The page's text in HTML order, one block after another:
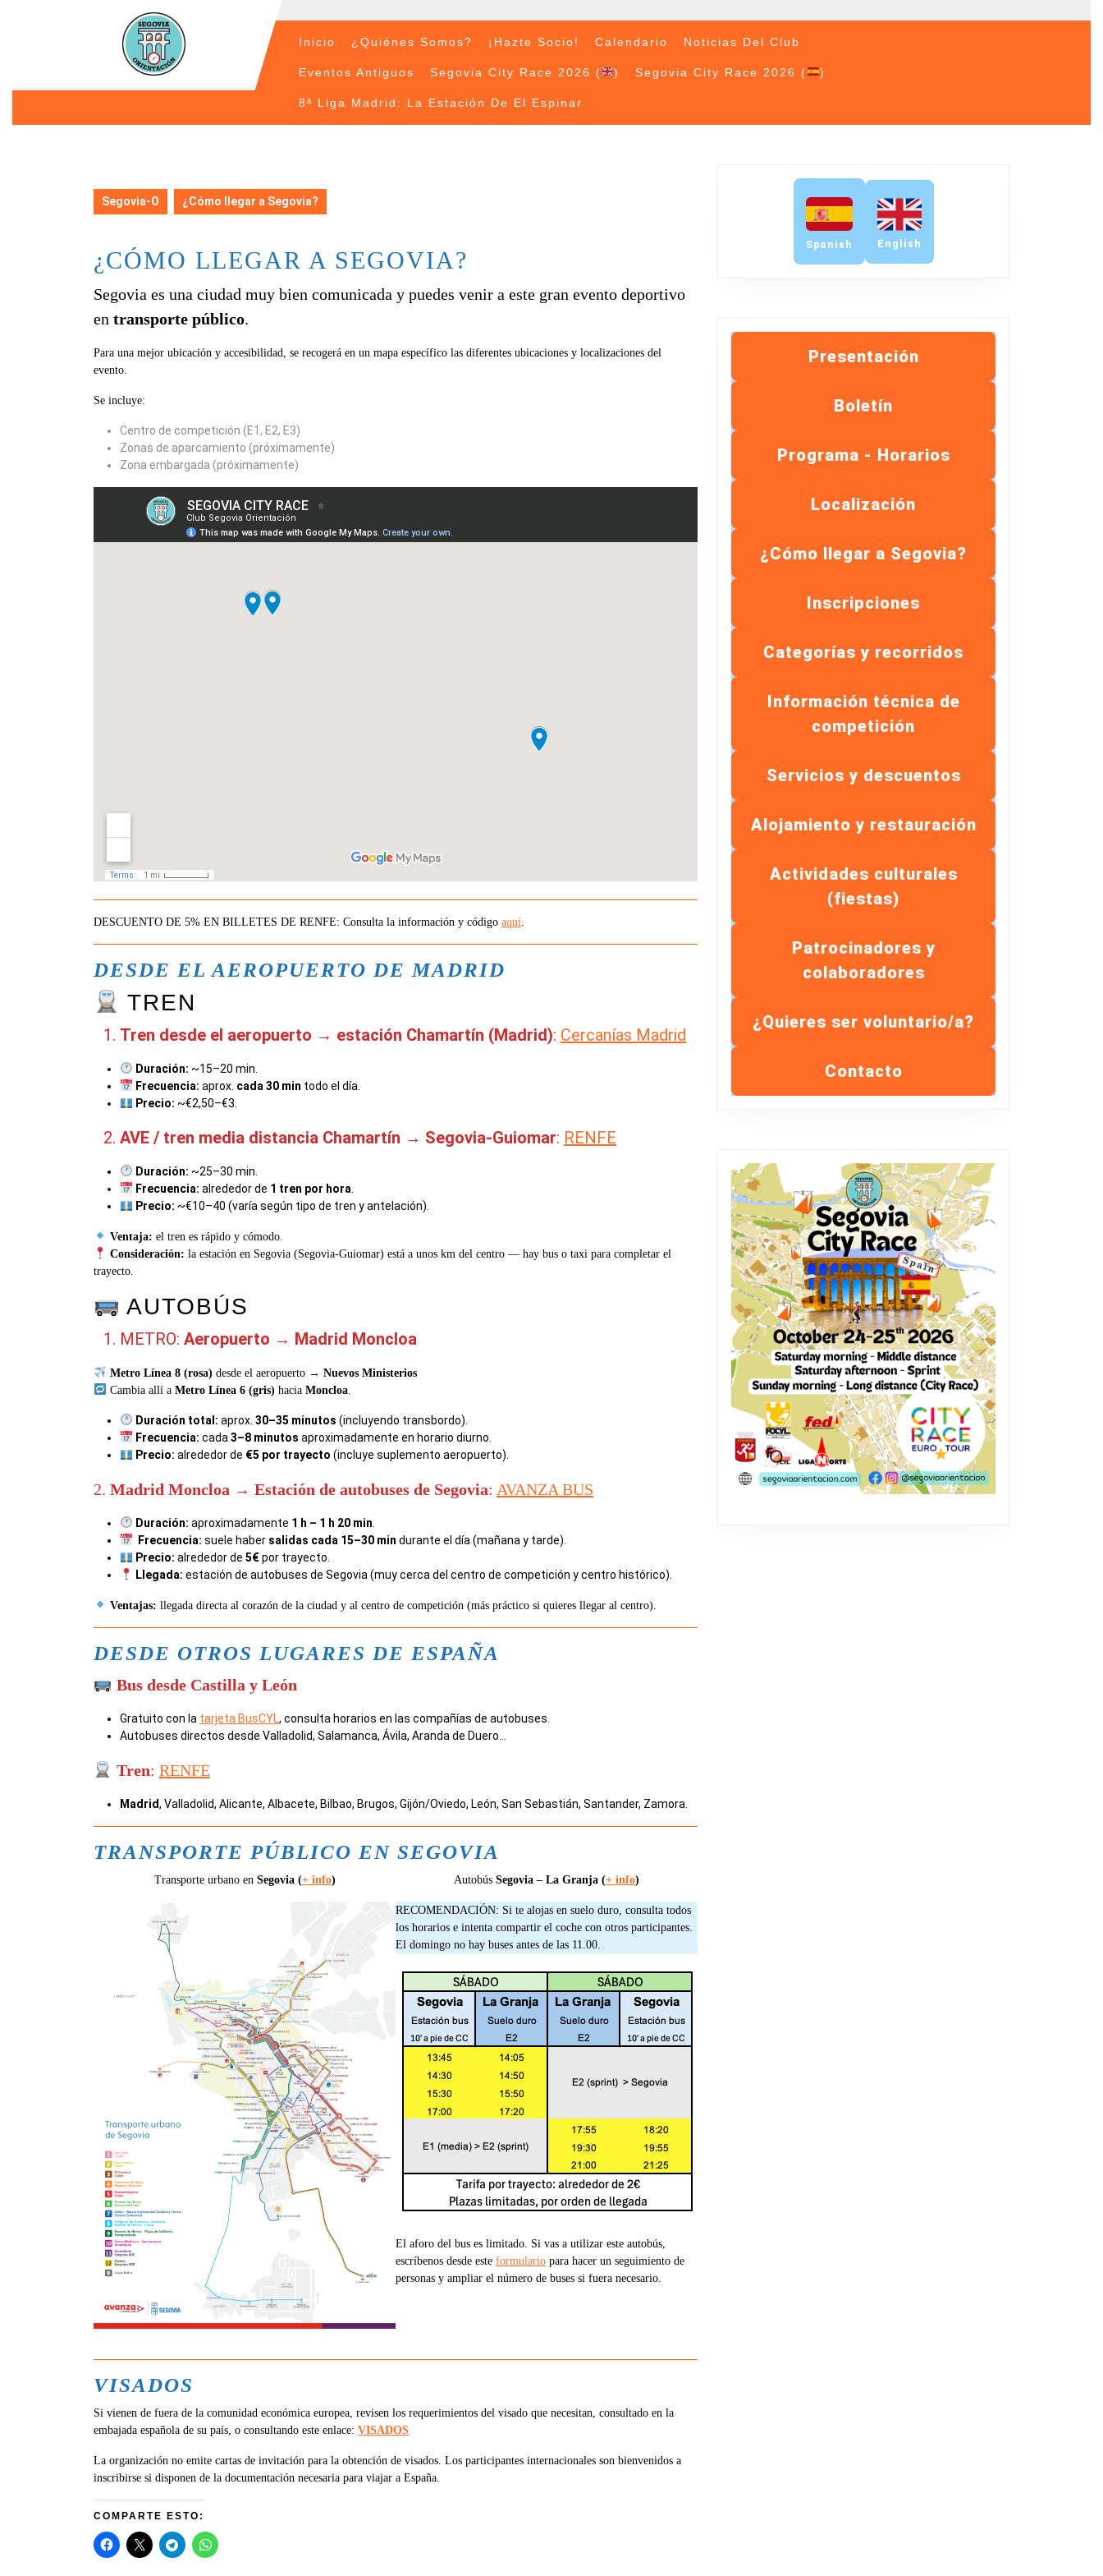
contenido
Inicio ¿Quiénes Somos? ¡Hazte Socio! Calendario Noticias Del Club
Eventos Antiguos Segovia City Race 2026 ( ) Segovia City Race 2026 ( )
8ª Liga Madrid: La Estación De El Espinar
Segovia-O ¿Cómo llegar a Segovia?
¿CÓMO LLEGAR A SEGOVIA?
Segovia es una ciudad muy bien comunicada y puedes venir a este gran evento deportivo
en transporte público.
Para una mejor ubicación y accesibilidad, se recogerá en un mapa específico las diferentes ubicaciones y localizaciones del
evento.
Se incluye:
Centro de competición (E1, E2, E3)
Zonas de aparcamiento (próximamente)
Zona embargada (próximamente)
DESCUENTO DE 5% EN BILLETES DE RENFE: Consulta la información y código aquí.
DESDE EL AEROPUERTO DE MADRID
TREN
Tren desde el aeropuerto → estación Chamartín (Madrid): Cercanías Madrid
Duración: ~15–20 min.
Frecuencia: aprox. cada 30 min todo el día.
Precio: ~€2,50–€3.
AVE / tren media distancia Chamartín → Segovia-Guiomar: RENFE
Duración: ~25–30 min.
Frecuencia: alrededor de 1 tren por hora
Precio: ~€10–40 (varía según tipo de tren y antelación).
Ventaja: el tren es rápido y cómodo.
Consideración: la estación en Segovia (Segovia-Guiomar) está a unos km del centro — hay bus o taxi para completar el
trayecto.
AUTOBÚS
METRO: Aeropuerto → Madrid Moncloa
Metro Línea 8 (rosa) desde el aeropuerto → Nuevos Ministerios
Cambia allí a Metro Línea 6 (gris) hacia Moncloa.
Duración total: aprox. 30–35 minutos (incluyendo transbordo).
Frecuencia: cada 3–8 minutos aproximadamente en horario diurno.
Precio: alrededor de €5 por trayecto (incluye suplemento aeropuerto).
2. Madrid Moncloa → Estación de autobuses de Segovia: AVANZA BUS
Duración: aproximadamente 1 h – 1 h 20 min
Frecuencia: suele haber salidas cada 15–30 min durante el día (mañana y tarde).
Precio: alrededor de 5€por trayecto.
Llegada: estación de autobuses de Segovia (muy cerca del centro de competición y centro histórico).
Ventajas: llegada directa al corazón de la ciudad y al centro de competición (más práctico si quieres llegar al centro).
DESDE OTROS LUGARES DE ESPAÑA
Bus desde Castilla y León
Gratuito con la tarjeta BusCYL, consulta horarios en las compañías de autobuses.
Autobuses directos desde Valladolid, Salamanca, Ávila, Aranda de Duero…
Tren: RENFE
Madrid, Valladolid, Alicante, Albacete, Bilbao, Brugos, Gijón/Oviedo, León, San Sebastián, Santander, Zamora.
TRANSPORTE PÚBLICO EN SEGOVIA
Transporte urbano en Segovia (+ info) Autobús Segovia – La Granja (+ info)
RECOMENDACIÓN: Si te alojas en suelo duro, consulta todos
los horarios e intenta compartir el coche con otros participantes.
El domingo no hay buses antes de las 11.00.
El aforo del bus es limitado. Si vas a utilizar este autobús,
escríbenos desde este formulario para hacer un seguimiento de
personas y ampliar el número de buses si fuera necesario.
VISADOS
Si vienen de fuera de la comunidad económica europea, revisen los requerimientos del visado que necesitan, consultado en la
embajada española de su país, o consultando este enlace: VISADOS
La organización no emite cartas de invitación para la obtención de visados. Los participantes internacionales son bienvenidos a
inscribirse si disponen de la documentación necesaria para viajar a España.
COMPARTE ESTO:
Spanish English
Presentación
Boletín
Programa - Horarios
Localización
¿Cómo llegar a Segovia?
Inscripciones
Categorías y recorridos
Información técnica de
competición
Servicios y descuentos
Alojamiento y restauración
Actividades culturales
(fiestas)
Patrocinadores y
colaboradores
¿Quieres ser voluntario/a?
Contacto